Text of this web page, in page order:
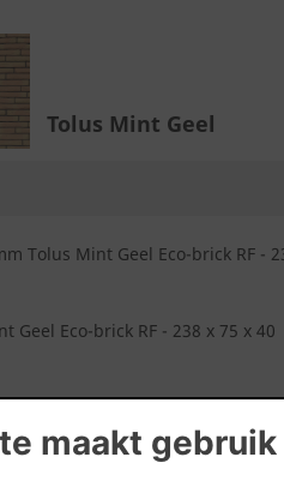
maakt
Tolus Mint Geel
Tolus Mint Geel Eco-brick RF -
Geel Eco-brick RF - 238 x 75 x 40